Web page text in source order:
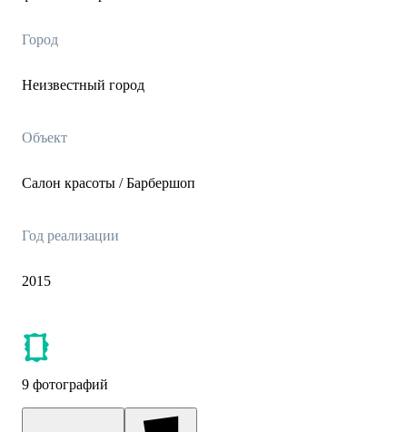
Город
Неизвестный город
Объект
Салон красоты / Барбершоп
Год реализации
2015
9 фотографий